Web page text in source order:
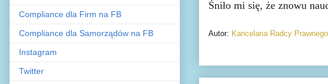
Śniło mi się, że znowu
Autor: Kancelaria Radcy
Compliance dla Firm na FB
Compliance dla Samorządów na FB
Instagram
Twitter